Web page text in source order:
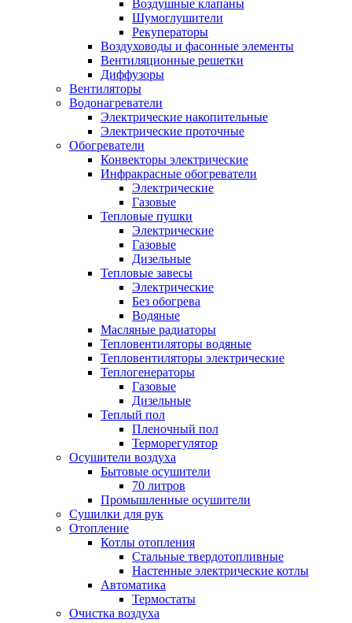
Воздушные клапаны
Шумоглушители
Рекуператоры
Воздуховоды и фасонные элементы
Вентиляционные решетки
Диффузоры
Вентиляторы
Водонагреватели
Электрические накопительные
Электрические проточные
Обогреватели
Конвекторы электрические
Инфракрасные обогреватели
Электрические
Газовые
Тепловые пушки
Электрические
Газовые
Дизельные
Тепловые завесы
Электрические
Без обогрева
Водяные
Масляные радиаторы
Тепловентиляторы водяные
Тепловентиляторы электрические
Теплогенераторы
Газовые
Дизельные
Теплый пол
Пленочный пол
Терморегулятор
Осушители воздуха
Бытовые осушители
70 литров
Промышленные осушители
Сушилки для рук
Отопление
Котлы отопления
Стальные твердотопливные
Настенные электрические котлы
Автоматика
Термостаты
Очистка воздуха